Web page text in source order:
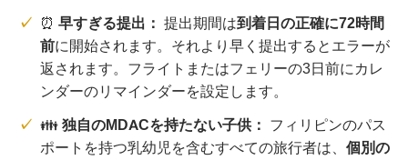
⏰ 早すぎる提出： 提出期間は到着日の正確に72時間
前に開始されます。それより早く提出するとエラーが
返されます。フライトまたはフェリーの3日前にカレ
ンダーのリマインダーを設定します。
👪独自のMDACを持たない子供： フィリピンのパス
ポートを持つ乳幼児を含むすべての旅行者は、 個別の